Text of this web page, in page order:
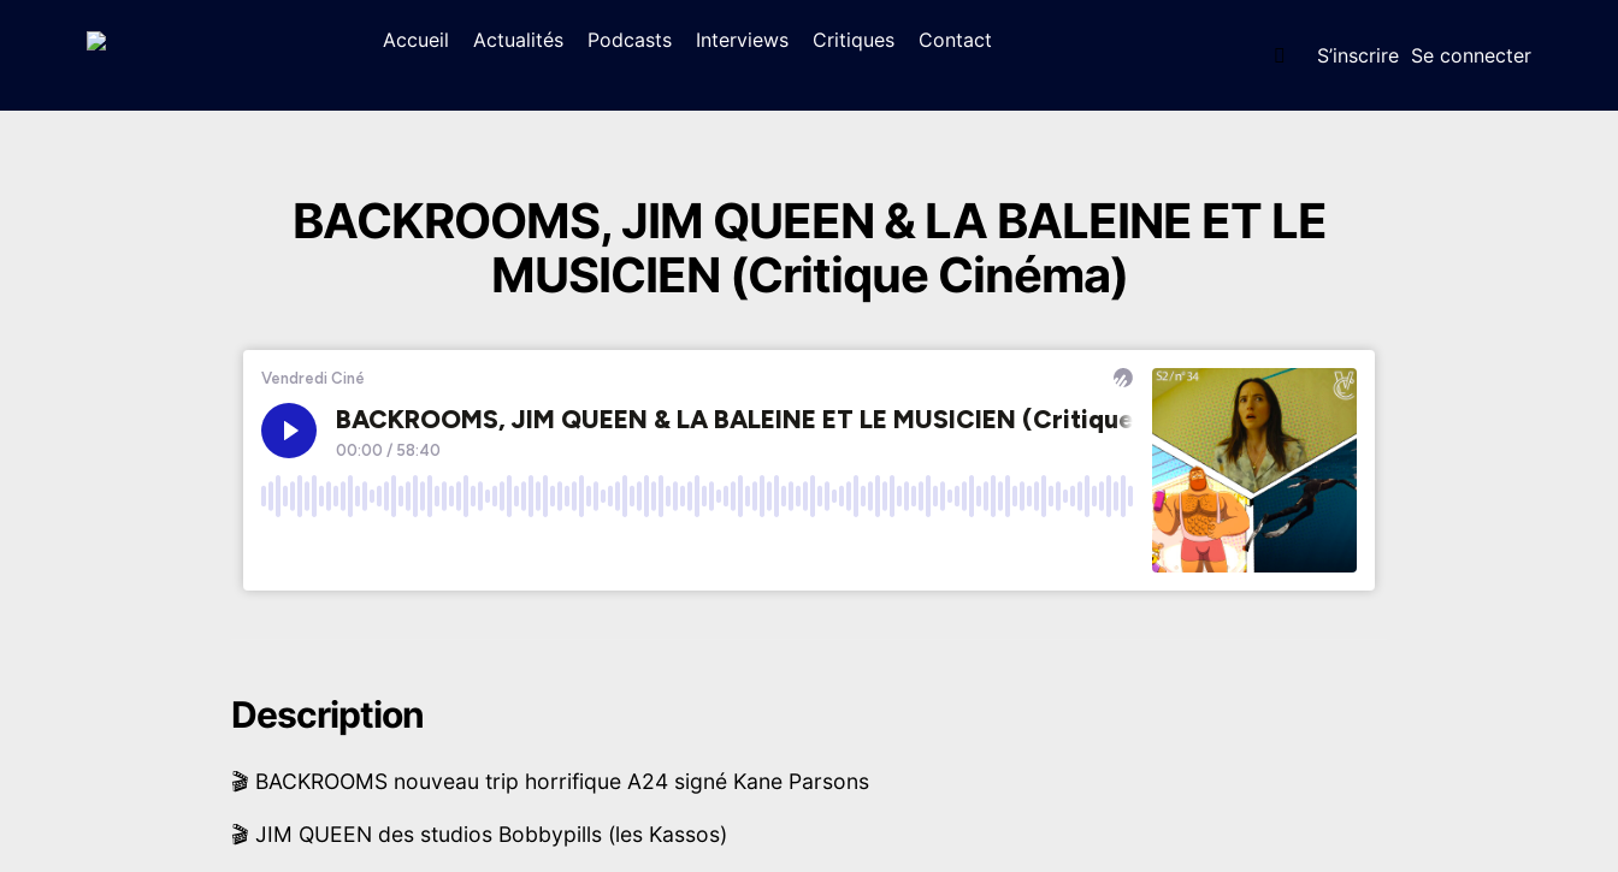
Accueil Actualités Podcasts Interviews Critiques Contact
Search
S’inscrire Se connecter
BACKROOMS, JIM QUEEN & LA BALEINE ET LE
MUSICIEN (Critique Cinéma)
Description
🎬 BACKROOMS nouveau trip horrifique A24 signé Kane Parsons
🎬 JIM QUEEN des studios Bobbypills (les Kassos)